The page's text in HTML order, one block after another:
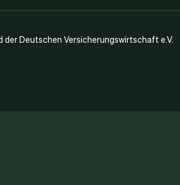
Deutschen Versicherungswirtschaft e.V.